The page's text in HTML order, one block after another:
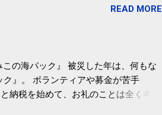
は「汗ばむ程度の運動を毎日３０分
筑波大「減量しなくても効果」 -
READ MORE
の海パック』 被災した年は、何もな
』。 ボランティアや募金が苦手
納税を始めて、お礼のことは全く考え